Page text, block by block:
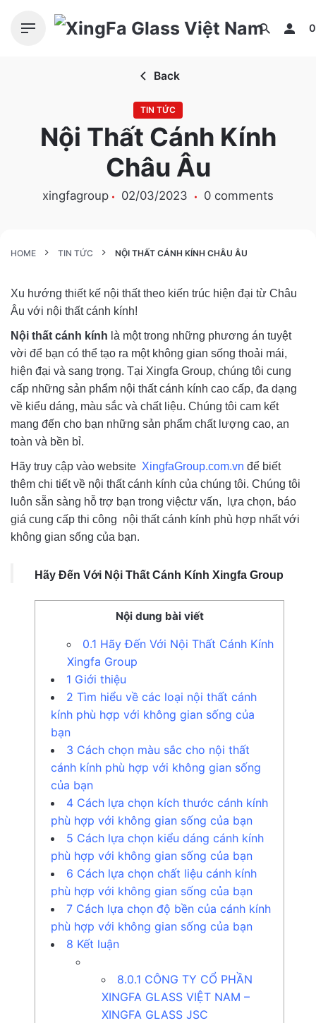
0
Back
TIN TỨC
Nội Thất Cánh Kính
Châu Âu
xingfagroup 02/03/2023 0 comments
HOME TIN TỨC NỘI THẤT CÁNH KÍNH CHÂU ÂU
Xu hướng thiết kế nội thất theo kiến trúc hiện đại từ Châu
Âu với nội thất cánh kính!
Nội thất cánh kính là một trong những phương án tuyệt
vời để bạn có thể tạo ra một không gian sống thoải mái,
hiện đại và sang trọng. Tại Xingfa Group, chúng tôi cung
cấp những sản phẩm nội thất cánh kính cao cấp, đa dạng
về kiểu dáng, màu sắc và chất liệu. Chúng tôi cam kết
mang đến cho bạn những sản phẩm chất lượng cao, an
toàn và bền bỉ.
Hãy truy cập vào website XingfaGroup.com.vn để biết
thêm chi tiết về nội thất cánh kính của chúng tôi. Chúng tôi
luôn sẵn sàng hỗ trợ bạn trong việctư vấn, lựa chọn, báo
giá cung cấp thi công nội thất cánh kính phù hợp nhất với
không gian sống của bạn.
Hãy Đến Với Nội Thất Cánh Kính Xingfa Group
Nội dung bài viết
0.1 Hãy Đến Với Nội Thất Cánh Kính
Xingfa Group
1 Giới thiệu
2 Tìm hiểu về các loại nội thất cánh
kính phù hợp với không gian sống của
bạn
3 Cách chọn màu sắc cho nội thất
cánh kính phù hợp với không gian sống
của bạn
4 Cách lựa chọn kích thước cánh kính
phù hợp với không gian sống của bạn
5 Cách lựa chọn kiểu dáng cánh kính
phù hợp với không gian sống của bạn
6 Cách lựa chọn chất liệu cánh kính
phù hợp với không gian sống của bạn
7 Cách lựa chọn độ bền của cánh kính
phù hợp với không gian sống của bạn
8 Kết luận
8.0.1 CÔNG TY CỔ PHẦN
XINGFA GLASS VIỆT NAM –
XINGFA GLASS JSC